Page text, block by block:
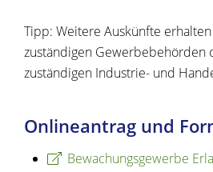
Tipp: Weitere Auskünfte
zuständigen Gewerbebehörden
zuständigen Industrie- und
Onlineantrag und
Bewachungsgewerbe